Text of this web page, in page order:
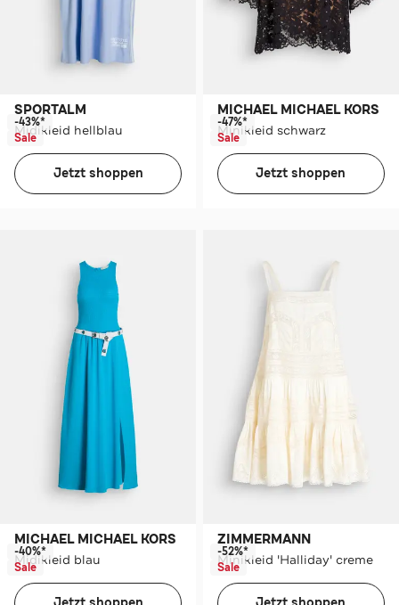
SPORTALM
Midikleid hellblau
-43%*
Sale
Jetzt shoppen
MICHAEL MICHAEL KORS
Minikleid schwarz
-47%*
Sale
Jetzt shoppen
MICHAEL MICHAEL KORS
Midikleid blau
-40%*
Sale
ZIMMERMANN
Minikleid 'Halliday' creme
-52%*
Sale